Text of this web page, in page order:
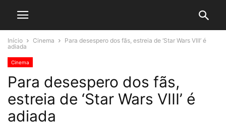
Início Cinema
Para desespero dos fãs, estreia de ‘Star Wars VIII’ é
adiada
Cinema
Para desespero dos fãs,
estreia de ‘Star Wars VIII’ é
adiada